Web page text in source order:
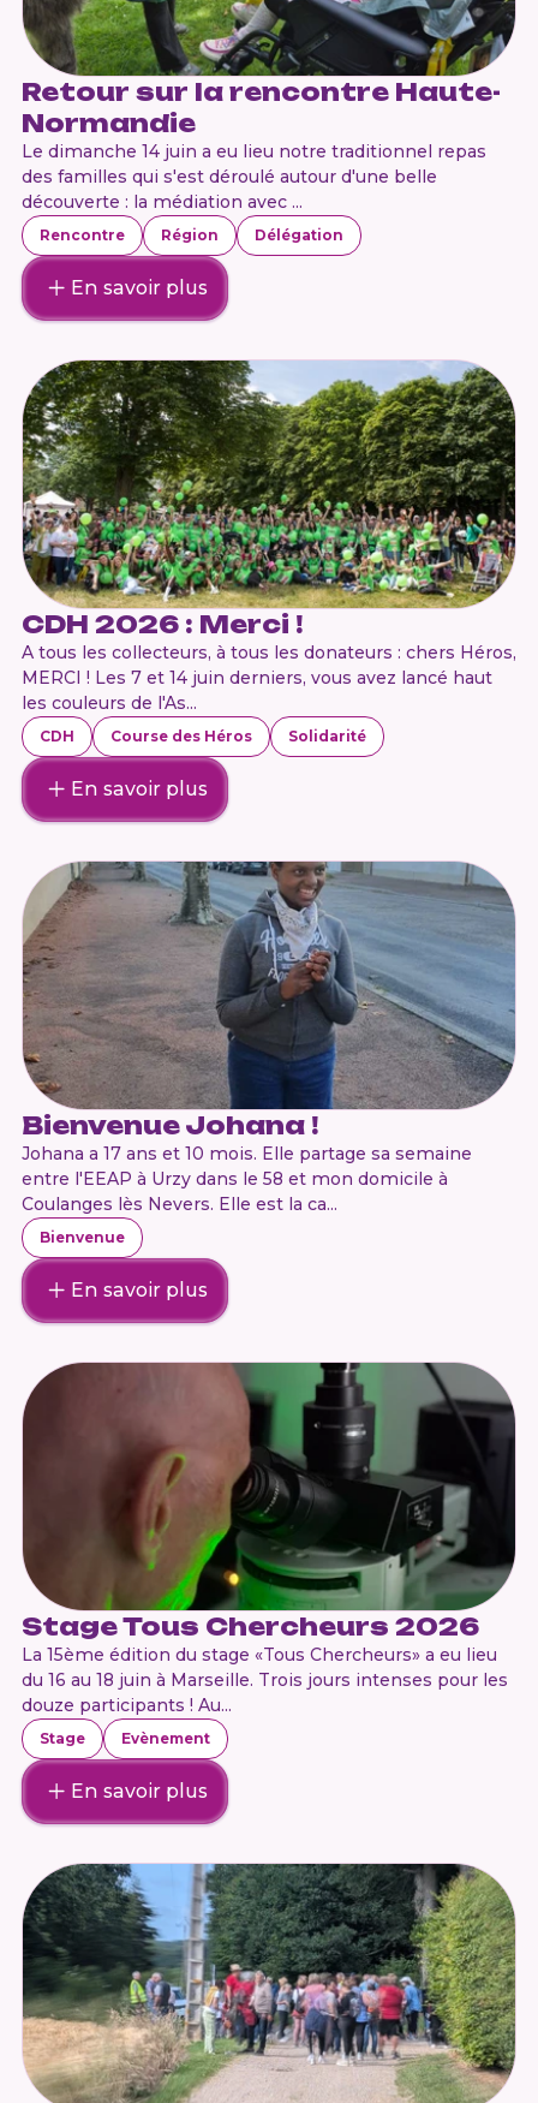
Retour sur la rencontre Haute-
Normandie
L‌e dimanche 14 juin a eu lieu notre traditionnel repas
des familles qui s'est déroulé autour d'une belle
découverte : la médiation avec ...
Rencontre Région Délégation
En savoir plus
CDH 2026 : Merci !
A tous les collecteurs, à tous les donateurs : chers Héros,
MERCI ! Les 7 et 14 juin derniers, vous avez lancé haut
les couleurs de l'As...
CDH Course des Héros Solidarité
En savoir plus
Bienvenue Johana !
Johana a 17 ans et 10 mois. Elle partage sa semaine
entre l'EEAP à Urzy dans le 58 et mon domicile à
Coulanges lès Nevers. Elle est la ca...
Bienvenue
En savoir plus
Stage Tous Chercheurs 2026
La 15ème édition du stage «Tous Chercheurs» a eu lieu
du 16 au 18 juin à Marseille. Trois jours intenses pour les
douze participants ! Au...
Stage Evènement
En savoir plus